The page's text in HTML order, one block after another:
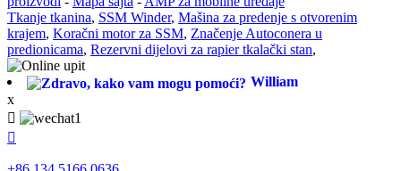
Tkanje tkanina, SSM Winder, Mašina za predenje s otvorenim
krajem, Koračni motor za SSM, Značenje Autoconera u
predionicama, Rezervni dijelovi za rapier tkalački stan,
William
x

